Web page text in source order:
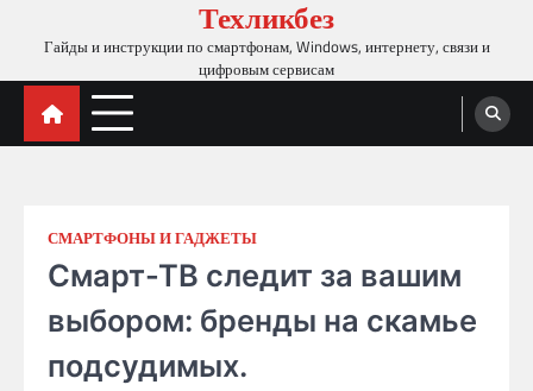
Техликбез
Гайды и инструкции по смартфонам, Windows, интернету, связи и
цифровым сервисам
СМАРТФОНЫ И ГАДЖЕТЫ
Смарт-ТВ следит за вашим
выбором: бренды на скамье
подсудимых.